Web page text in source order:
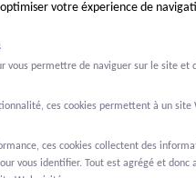
votre éxperience de
vous permettre de naviguer sur le site
ces cookies permettent à un
ces cookies collectent des
vous identifier. Tout est agrégé et